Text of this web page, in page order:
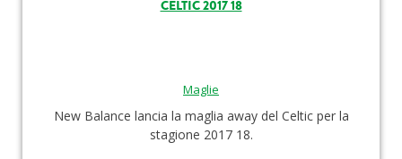
CELTIC 2017 18
Maglie
New Balance lancia la maglia away del Celtic per la
stagione 2017 18.